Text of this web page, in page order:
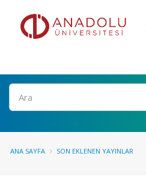
Ara
ANA SAYFA SON EKLENEN YAYINLAR